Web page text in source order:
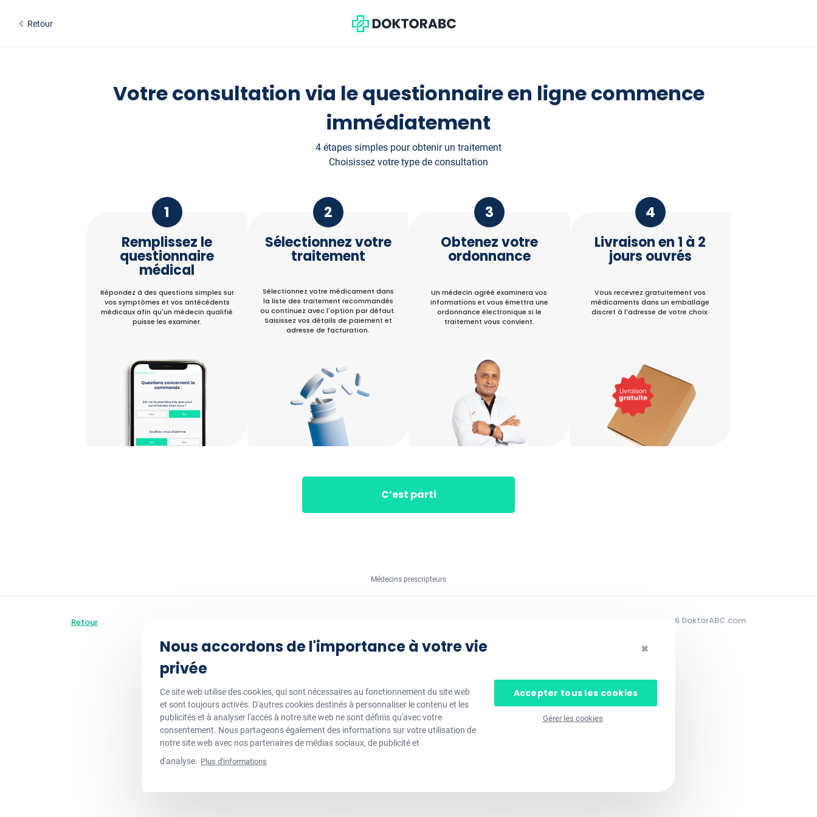
Retour
Votre consultation via le questionnaire en ligne commence
immédiatement
4 étapes simples pour obtenir un traitement
Choisissez votre type de consultation
1
Remplissez le
questionnaire
médical
Répondez à des questions simples sur
vos symptômes et vos antécédents
médicaux afin qu'un médecin qualifié
puisse les examiner.
2
Sélectionnez votre
traitement
Sélectionnez votre médicament dans
la liste des traitement recommandés
ou continuez avec l'option par défaut.
Saisissez vos détails de paiement et
adresse de facturation.
3
Obtenez votre
ordonnance
Un médecin agréé examinera vos
informations et vous émettra une
ordonnance électronique si le
traitement vous convient.
4
Livraison en 1 à 2
jours ouvrés
Vous recevrez gratuitement vos
médicaments dans un emballage
discret à l'adresse de votre choix.
C’est parti
Médecins prescripteurs
Retour © 2026 DoktorABC.com
✖
Nous accordons de l'importance à votre vie
privée
Ce site web utilise des cookies, qui sont nécessaires au fonctionnement du site web
et sont toujours activés. D'autres cookies destinés à personnaliser le contenu et les
publicités et à analyser l'accès à notre site web ne sont définis qu'avec votre
consentement. Nous partageons également des informations sur votre utilisation de
notre site web avec nos partenaires de médias sociaux, de publicité et
d'analyse. Plus d'informations
Accepter tous les cookies
Gérer les cookies